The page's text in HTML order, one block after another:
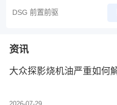
DSG 前置前驱
资讯
大众探影烧机油严重如何